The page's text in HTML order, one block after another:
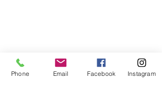
Phone Email Facebook Instagram